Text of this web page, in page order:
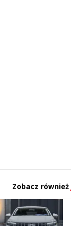
Zobacz również